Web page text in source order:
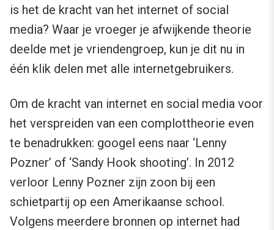
is het de kracht van het internet of social
media? Waar je vroeger je afwijkende theorie
deelde met je vriendengroep, kun je dit nu in
één klik delen met alle internetgebruikers.
Om de kracht van internet en social media voor
het verspreiden van een complottheorie even
te benadrukken: googel eens naar ‘Lenny
Pozner’ of ‘Sandy Hook shooting’. In 2012
verloor Lenny Pozner zijn zoon bij een
schietpartij op een Amerikaanse school.
Volgens meerdere bronnen op internet had